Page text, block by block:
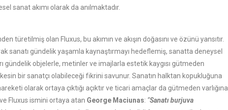
sanat akımı olarak da anılmaktadır.
türetilmiş olan Fluxus, bu akımın ve akışın doğasını ve özünü yansıtır.
sanatı gündelik yaşamla kaynaştırmayı hedeflemiş, sanatta deneysel
gündelik objelerle, metinler ve imajlarla estetik kaygısı gütmeden
bir sanatçı olabileceği fikrini savunur. Sanatın halktan kopukluğuna
olarak ortaya çıktığı açıktır ve ticari amaçlar da gütmeden varlığına
Fluxus ismini ortaya atan George Maciunas: “Sanatı burjuva